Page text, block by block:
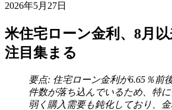
2026年5月27日
米住宅ローン金利、8月
注目集まる
要点: 住宅ローン金利が6.65％前
件数が落ち込んでいるため、特
弱く購入需要も鈍化しており、